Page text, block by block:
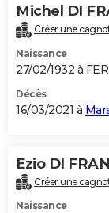
Michel DI
Créer une
Naissance
27/02/1932 à
Décès
16/03/2021 à
Ezio DI
Créer une
Naissance